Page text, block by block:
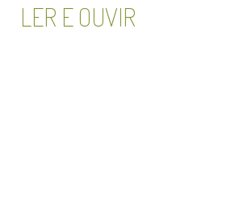
LER E OUVIR